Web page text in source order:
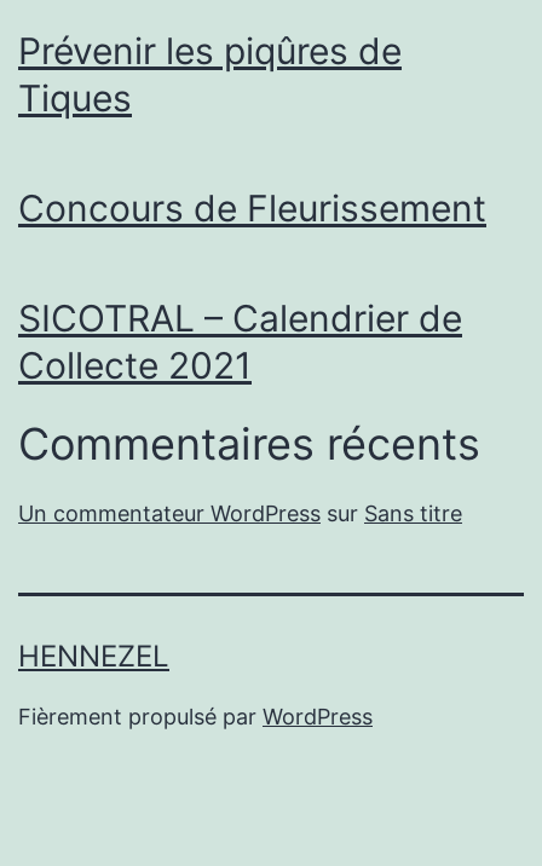
Prévenir les piqûres de
Tiques
Concours de Fleurissement
SICOTRAL – Calendrier de
Collecte 2021
Commentaires récents
Un commentateur WordPress sur Sans titre
HENNEZEL
Fièrement propulsé par WordPress